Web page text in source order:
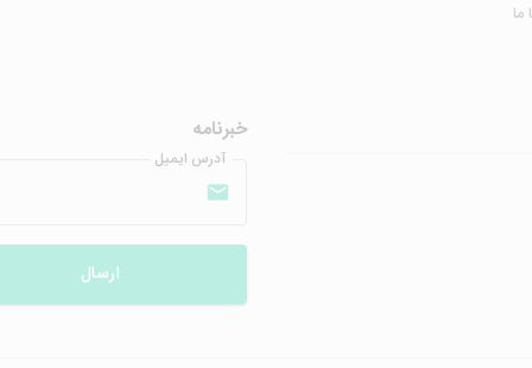
خبرنامه
آدرس ایمیل
ارسال